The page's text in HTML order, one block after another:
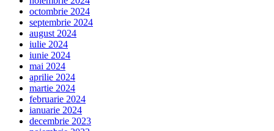
octombrie 2024
septembrie 2024
august 2024
iulie 2024
iunie 2024
mai 2024
aprilie 2024
martie 2024
februarie 2024
ianuarie 2024
decembrie 2023